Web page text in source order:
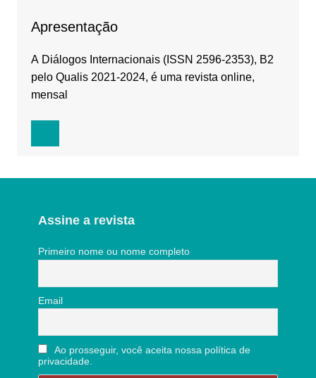
Apresentação
A Diálogos Internacionais (ISSN 2596-2353), B2
pelo Qualis 2021-2024, é uma revista online,
mensal
Assine a revista
Primeiro nome ou nome completo
Email
Ao prosseguir, você aceita nossa política de
privacidade.